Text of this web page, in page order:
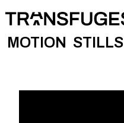
mainMOTION STILLS